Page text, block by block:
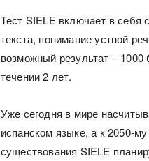
Тест SIELE включает в себя
текста, понимание устной
возможный результат –
течении 2 лет.
Уже сегодня в мире
испанском языке, а к 2050-
существования SIELE